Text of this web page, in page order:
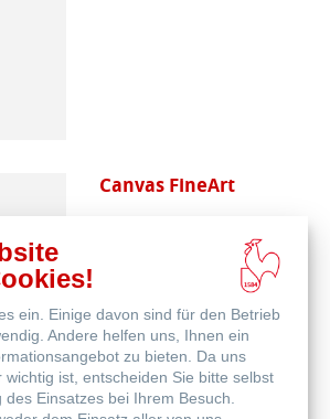
Canvas FineArt
Schutz & Archivierung
ein. Einige davon sind für den Betrieb
Andere helfen uns, Ihnen ein
zu bieten. Da uns
wichtig ist, entscheiden Sie bitte selbst
Einsatzes bei Ihrem Besuch.